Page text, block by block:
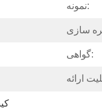
نمونه:
گواهی: